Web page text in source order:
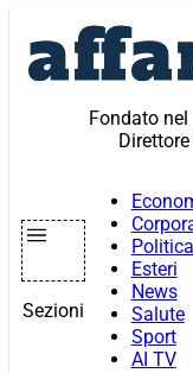
contenuto
Fondato
Sezioni
Politica
Esteri
News
Salute
Sport
AI TV